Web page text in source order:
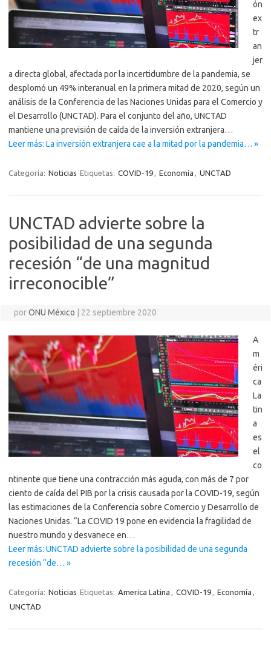
ón
ex
tr
an
jer
a directa global, afectada por la incertidumbre de la pandemia, se
desplomó un 49% interanual en la primera mitad de 2020, según un
análisis de la Conferencia de las Naciones Unidas para el Comercio y
el Desarrollo (UNCTAD). Para el conjunto del año, UNCTAD
mantiene una previsión de caída de la inversión extranjera…
Leer más: La inversión extranjera cae a la mitad por la pandemia… »
Categoría: Noticias Etiquetas: COVID-19, Economía , UNCTAD
UNCTAD advierte sobre la
posibilidad de una segunda
recesión “de una magnitud
irreconocible”
porONU México 22 septiembre 2020
A
m
éri
ca
La
tin
a
es
el
co
ntinente que tiene una contracción más aguda, con más de 7 por
ciento de caída del PIB por la crisis causada por la COVID-19, según
las estimaciones de la Conferencia sobre Comercio y Desarrollo de
Naciones Unidas. “La COVID 19 pone en evidencia la fragilidad de
nuestro mundo y desvanece en…
Leer más: UNCTAD advierte sobre la posibilidad de una segunda
recesión “de… »
Categoría: Noticias Etiquetas: America Latina , COVID-19, Economía ,
UNCTAD